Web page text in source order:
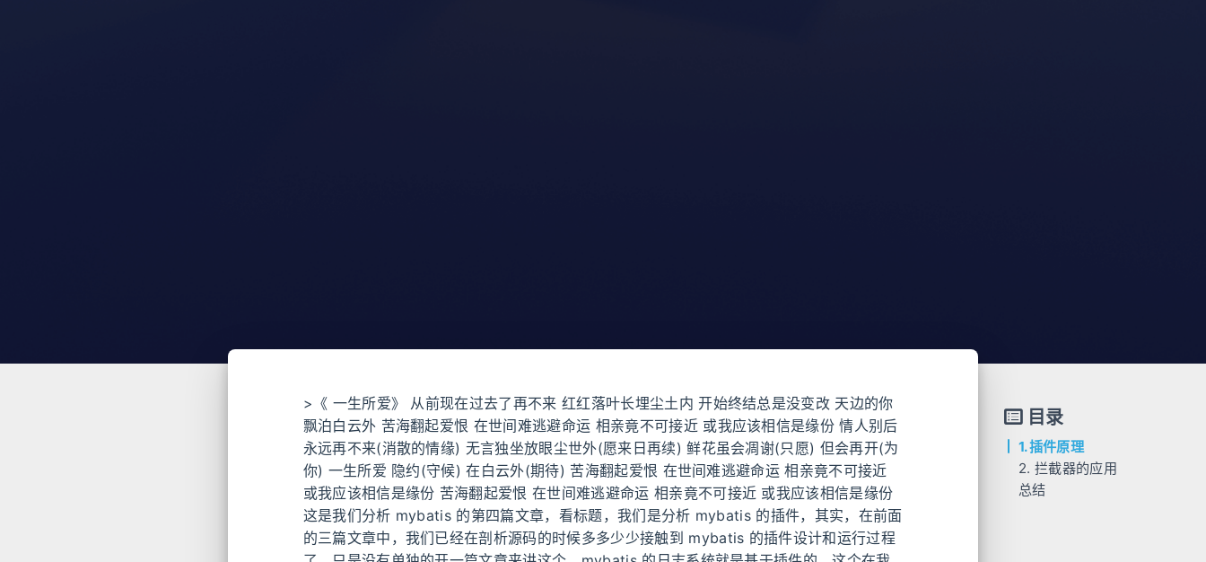
>《 一生所爱》 从前现在过去了再不来 红红落叶长埋尘土内 开始终结总是没变改 天边的你
飘泊白云外 苦海翻起爱恨 在世间难逃避命运 相亲竟不可接近 或我应该相信是缘份 情人别后
永远再不来(消散的情缘) 无言独坐放眼尘世外(愿来日再续) 鲜花虽会凋谢(只愿) 但会再开(为
你) 一生所爱 隐约(守候) 在白云外(期待) 苦海翻起爱恨 在世间难逃避命运 相亲竟不可接近
或我应该相信是缘份 苦海翻起爱恨 在世间难逃避命运 相亲竟不可接近 或我应该相信是缘份
这是我们分析 mybatis 的第四篇文章，看标题，我们是分析 mybatis 的插件，其实，在前面
的三篇文章中，我们已经在剖析源码的时候多多少少接触到 mybatis 的插件设计和运行过程
目录
1.插件原理
2. 拦截器的应用
总结